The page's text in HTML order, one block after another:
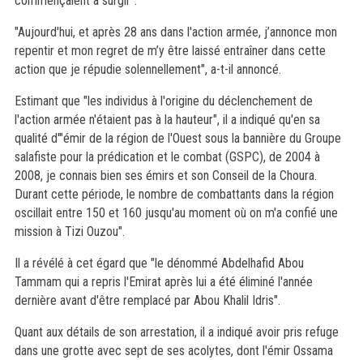
"Aujourd'hui, et après 28 ans dans l'action armée, j’annonce mon
repentir et mon regret de m’y être laissé entraîner dans cette
action que je répudie solennellement", a-t-il annoncé.
Estimant que "les individus à l'origine du déclenchement de
l'action armée n'étaient pas à la hauteur", il a indiqué qu'en sa
qualité d'"émir de la région de l'Ouest sous la bannière du Groupe
salafiste pour la prédication et le combat (GSPC), de 2004 à
2008, je connais bien ses émirs et son Conseil de la Choura.
Durant cette période, le nombre de combattants dans la région
oscillait entre 150 et 160 jusqu'au moment où on m'a confié une
mission à Tizi Ouzou".
Il a révélé à cet égard que "le dénommé Abdelhafid Abou
Tammam qui a repris l'Emirat après lui a été éliminé l'année
dernière avant d'être remplacé par Abou Khalil Idris".
Quant aux détails de son arrestation, il a indiqué avoir pris refuge
dans une grotte avec sept de ses acolytes, dont l'émir Ossama